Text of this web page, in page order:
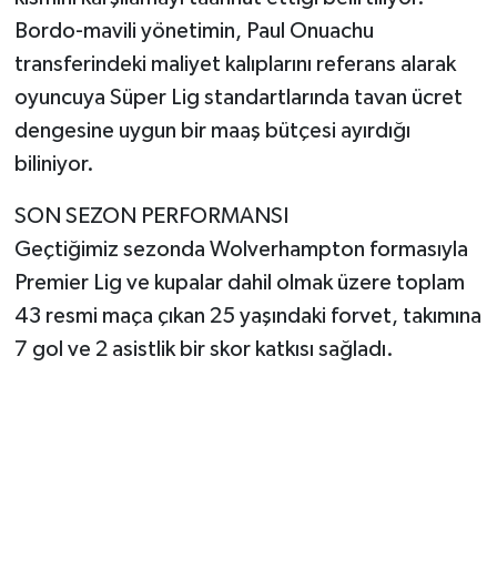
Bordo-mavili yönetimin, Paul Onuachu
transferindeki maliyet kalıplarını referans alarak
oyuncuya Süper Lig standartlarında tavan ücret
dengesine uygun bir maaş bütçesi ayırdığı
biliniyor.
SON SEZON PERFORMANSI
Geçtiğimiz sezonda Wolverhampton formasıyla
Premier Lig ve kupalar dahil olmak üzere toplam
43 resmi maça çıkan 25 yaşındaki forvet, takımına
7 gol ve 2 asistlik bir skor katkısı sağladı.